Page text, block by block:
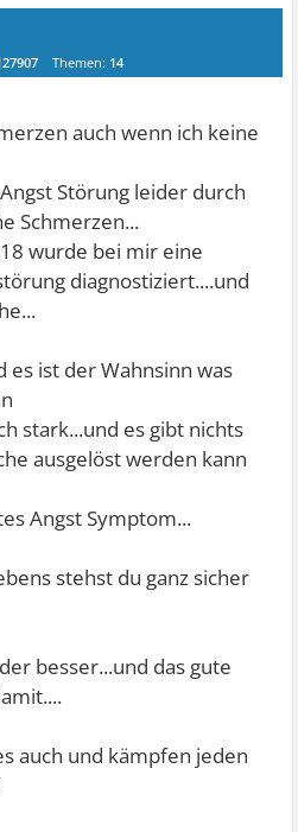
Themen: 14
auch wenn ich keine
Störung leider durch
Schmerzen...
wurde bei mir eine
diagnostiziert....und
es ist der Wahnsinn was
stark...und es gibt nichts
ausgelöst werden kann
Angst Symptom...
stehst du ganz sicher
besser...und das gute
auch und kämpfen jeden